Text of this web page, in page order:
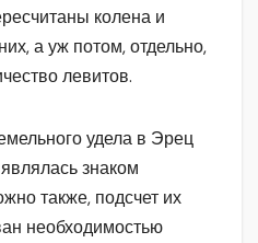
колена и
а уж потом, отдельно,
левитов.
удела в Эрец
знаком
также, подсчет их
необходимостью